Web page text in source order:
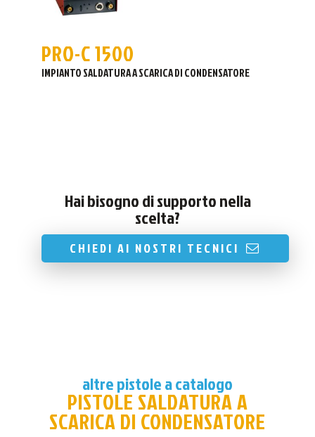
PRO-C 1500
IMPIANTO SALDATURA A SCARICA DI CONDENSATORE
Hai bisogno di supporto nella
scelta?
CHIEDI AI NOSTRI TECNICI
altre pistole a catalogo
PISTOLE SALDATURA A
SCARICA DI CONDENSATORE